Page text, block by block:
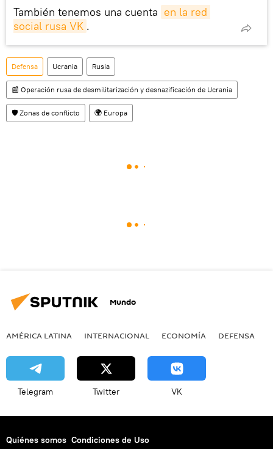
También tenemos una cuenta en la red
social rusa VK .
Defensa Ucrania Rusia
📰 Operación rusa de desmilitarización y desnazificación de Ucrania
🛡️ Zonas de conflicto 🌍 Europa
Mundo
AMÉRICA LATINA INTERNACIONAL ECONOMÍA DEFENSA
Telegram Twitter VK
Quiénes somos Condiciones de Uso